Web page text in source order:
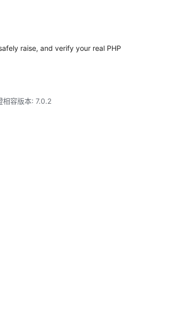
raise, and verify your real PHP
相容版本: 7.0.2